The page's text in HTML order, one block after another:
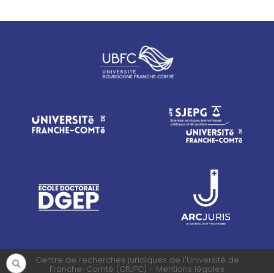
Centre de recherches juridiques de l'Université de
Franche-Comté (CRJFC) - Mentions légales